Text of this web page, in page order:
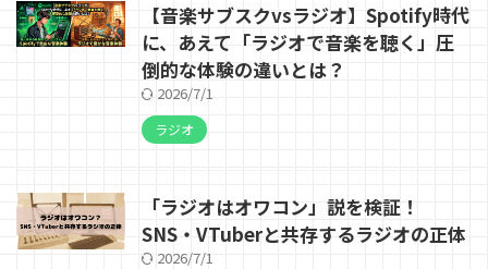
【音楽サブスクvsラジオ】Spotify時代
に、あえて「ラジオで音楽を聴く」圧
倒的な体験の違いとは？
2026/7/1
ラジオ
「ラジオはオワコン」説を検証！
SNS・VTuberと共存するラジオの正体
2026/7/1